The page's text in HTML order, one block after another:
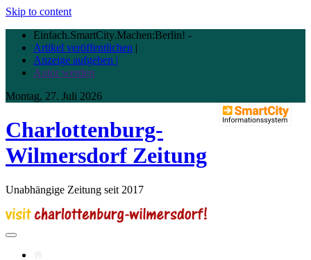
Skip to content
Einfach.SmartCity.Machen:Berlin! -
Artikel veröffentlichen |
Anzeige aufgeben |
Autor werden
Montag, 27. Juli 2026
Charlottenburg-
Wilmersdorf Zeitung
Unabhängige Zeitung seit 2017